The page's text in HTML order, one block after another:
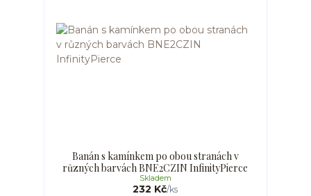
Banán s kamínkem po obou stranách v
různých barvách BNE2CZIN InfinityPierce
232 Kč/ks
Skladem